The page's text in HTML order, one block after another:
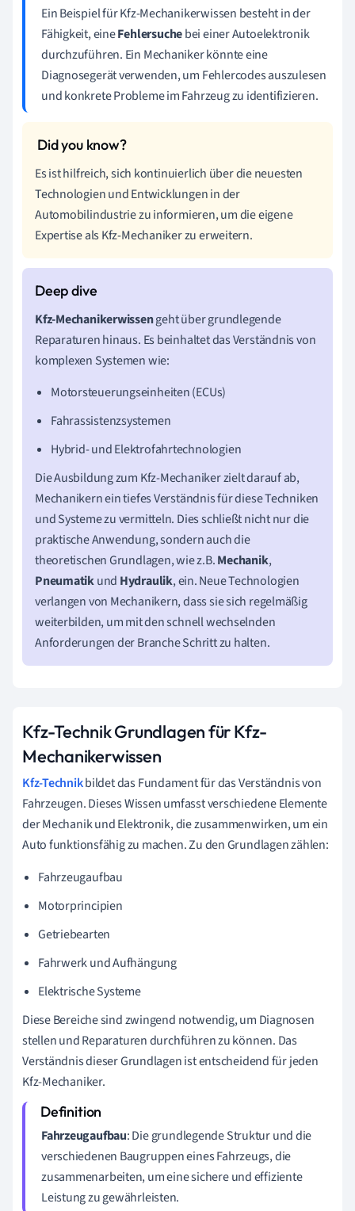
Ein Beispiel für Kfz-Mechanikerwissen besteht in der
Fähigkeit, eineFehlersuchebei einer Autoelektronik
durchzuführen. Ein Mechaniker könnte eine
Diagnosegerät verwenden, um Fehlercodes auszulesen
und konkrete Probleme im Fahrzeug zu identifizieren.
Es ist hilfreich, sich kontinuierlich über die neuesten
Technologien und Entwicklungen in der
Automobilindustrie zu informieren, um die eigene
Expertise als Kfz-Mechaniker zu erweitern.
Kfz-Mechanikerwissengeht über grundlegende
Reparaturen hinaus. Es beinhaltet das Verständnis von
komplexen Systemen wie:
Motorsteuerungseinheiten (ECUs)
Fahrassistenzsystemen
Hybrid- und Elektrofahrtechnologien
Die Ausbildung zum Kfz-Mechaniker zielt darauf ab,
Mechanikern ein tiefes Verständnis für diese Techniken
und Systeme zu vermitteln. Dies schließt nicht nur die
praktische Anwendung, sondern auch die
theoretischen Grundlagen, wie z.B.Mechanik,
Pneumatikund Hydraulik, ein. Neue Technologien
verlangen von Mechanikern, dass sie sich regelmäßig
weiterbilden, um mit den schnell wechselnden
Anforderungen der Branche Schritt zu halten.
Kfz-Technik Grundlagen für Kfz-
Mechanikerwissen
Kfz-Technikbildet das Fundament für das Verständnis von
Fahrzeugen. Dieses Wissen umfasst verschiedene Elemente
der Mechanik und Elektronik, die zusammenwirken, um ein
Auto funktionsfähig zu machen. Zu den Grundlagen zählen:
Fahrzeugaufbau
Motorprincipien
Getriebearten
Fahrwerk und Aufhängung
Elektrische Systeme
Diese Bereiche sind zwingend notwendig, um Diagnosen
stellen und Reparaturen durchführen zu können. Das
Verständnis dieser Grundlagen ist entscheidend für jeden
Kfz-Mechaniker.
Fahrzeugaufbau: Die grundlegende Struktur und die
verschiedenen Baugruppen eines Fahrzeugs, die
zusammenarbeiten, um eine sichere und effiziente
Leistung zu gewährleisten.